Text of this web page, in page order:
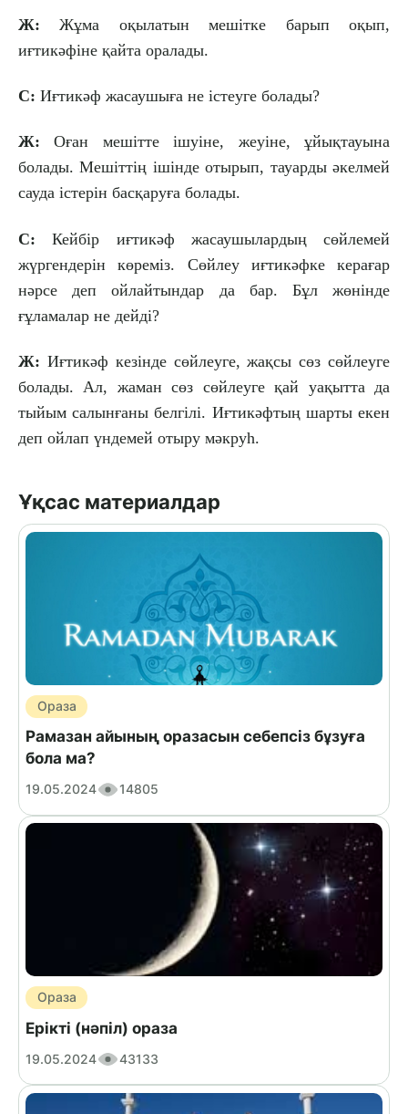
Ж:Жұма оқылатын мешітке барып оқып,
иғтикәфіне қайта оралады.
С: Иғтикәф жасаушыға не істеуге болады?
Ж:Оған мешітте ішуіне, жеуіне, ұйықтауына
болады. Мешіттің ішінде отырып, тауарды әкелмей
сауда істерін басқаруға болады.
С:Кейбір иғтикәф жасаушылардың сөйлемей
жүргендерін көреміз. Сөйлеу иғтикәфке керағар
нәрсе деп ойлайтындар да бар. Бұл жөнінде
ғұламалар не дейді?
Ж: Иғтикәф кезінде сөйлеуге, жақсы сөз сөйлеуге
болады. Ал, жаман сөз сөйлеуге қай уақытта да
тыйым салынғаны белгілі. Иғтикәфтың шарты екен
деп ойлап үндемей отыру мәкруһ.
Ұқсас материалдар
Ораза
Рамазан айының оразасын себепсіз бұзуға
бола ма?
19.05.2024 14805
Ораза
Ерікті (нәпіл) ораза
19.05.2024 43133